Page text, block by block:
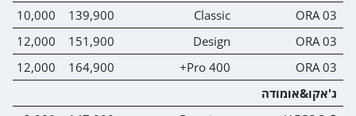
ORA 03
Classic
139,900
10,000
ORA 03
Design
151,900
12,000
ORA 03
400 Pro+
164,900
12,000
ג'אקו&אומודה